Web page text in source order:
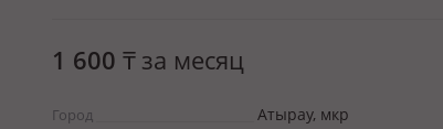
1 600 ₸ за месяц
Город
Атырау, мкр